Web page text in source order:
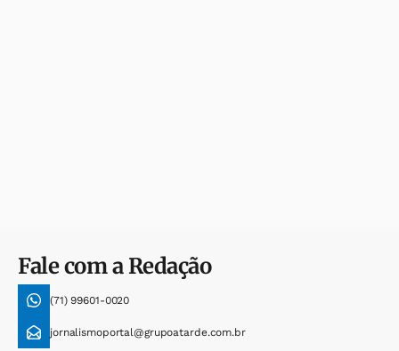
Fale com a Redação
(71) 99601-0020
jornalismoportal@grupoatarde.com.br